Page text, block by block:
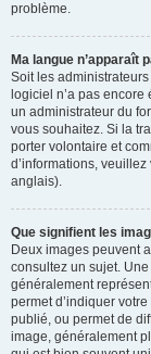
problème.
Ma langue n’apparaît
Soit les
logiciel n’a pas
un administrateur du
vous souhaitez. Si la
porter volontaire et
d’informations,
anglais).
Que signifient les
Deux images peuvent
consultez un sujet.
généralement
permet d’indiquer
publié, ou permet de
image, généralement